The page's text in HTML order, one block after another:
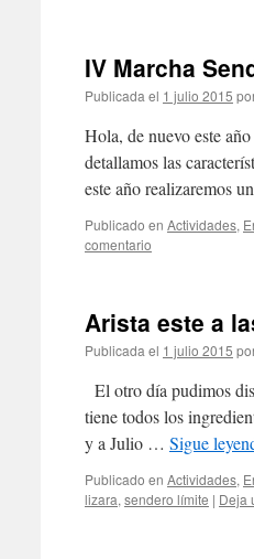
IV Marcha
Publicada el 1 julio 2015
Hola, de nuevo este
detallamos las
este año realizaremos
Publicado en Actividades,
comentario
Arista este a
Publicada el 1 julio 2015
El otro día pudimos
tiene todos los
y a Julio … Sigue
Publicado en Actividades,
lizara, sendero límite | Deja